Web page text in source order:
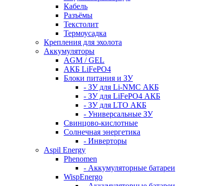
Кабель
Разъёмы
Текстолит
Термоусадка
Крепления для эхолота
Аккумуляторы
AGM / GEL
АКБ LiFePO4
Блоки питания и ЗУ
- ЗУ для Li-NMC АКБ
- ЗУ для LiFePO4 АКБ
- ЗУ для LTO АКБ
- Универсальные ЗУ
Свинцово-кислотные
Солнечная энергетика
- Инверторы
Aspil Energy
Phenomen
- Аккумуляторные батареи
WispEnergo